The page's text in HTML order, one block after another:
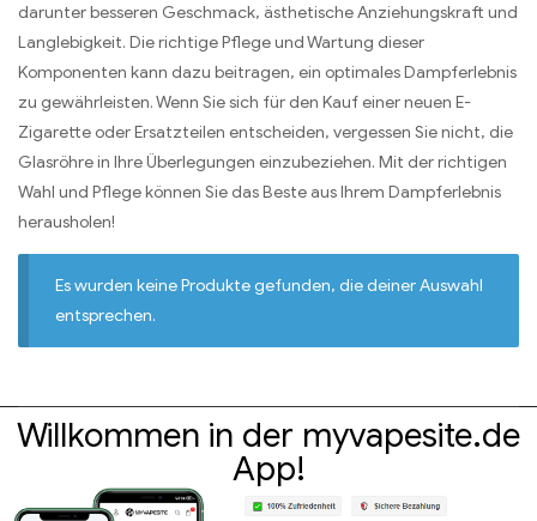
darunter besseren Geschmack, ästhetische Anziehungskraft und
Langlebigkeit. Die richtige Pflege und Wartung dieser
Komponenten kann dazu beitragen, ein optimales Dampferlebnis
zu gewährleisten. Wenn Sie sich für den Kauf einer neuen E-
Zigarette oder Ersatzteilen entscheiden, vergessen Sie nicht, die
Glasröhre in Ihre Überlegungen einzubeziehen. Mit der richtigen
Wahl und Pflege können Sie das Beste aus Ihrem Dampferlebnis
herausholen!
Es wurden keine Produkte gefunden, die deiner Auswahl
entsprechen.
Willkommen in der myvapesite.de
App!